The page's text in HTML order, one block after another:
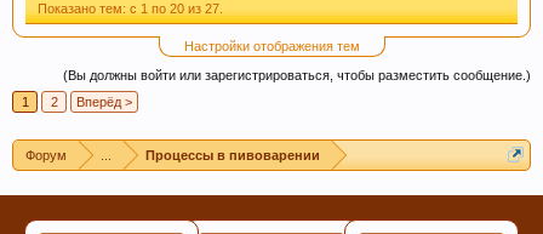
нам поддерживать здоровую кожу, нужный
мышечный тонус, борется с заболеваниями
сердечно-сосудистой и иммунной системы.
Показано тем: с 1 по 20 из 27.
Настройки отображения тем
(Вы должны войти или зарегистрироваться, чтобы разместить сообщение.)
1
2 Вперёд >
Форум Процессы в пивоварении